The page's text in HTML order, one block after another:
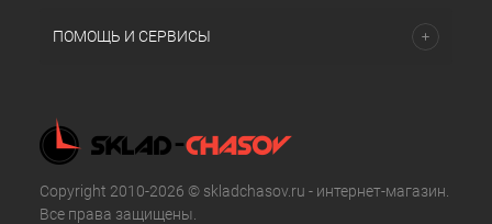
ПОМОЩЬ И СЕРВИСЫ
Copyright 2010-2026 © skladchasov.ru - интернет-магазин.
Все права защищены.